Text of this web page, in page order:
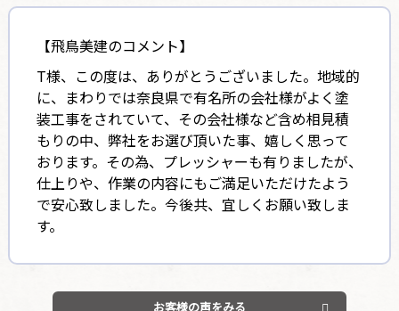
【飛鳥美建のコメント】
T様、この度は、ありがとうございました。地域的
に、まわりでは奈良県で有名所の会社様がよく塗
装工事をされていて、その会社様など含め相見積
もりの中、弊社をお選び頂いた事、嬉しく思って
おります。その為、プレッシャーも有りましたが、
仕上りや、作業の内容にもご満足いただけたよう
で安心致しました。今後共、宜しくお願い致しま
す。
お客様の声をみる